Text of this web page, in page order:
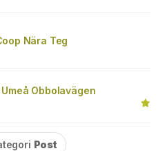
Nära Teg
Obbolavägen
Post